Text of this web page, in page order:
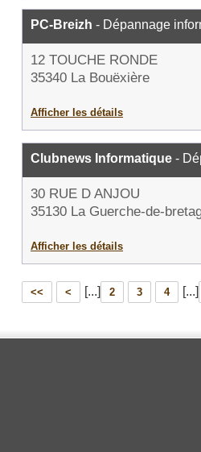
PC-Breizh - Dépannage
12 TOUCHE RONDE
35340 La Bouëxière
Afficher les détails
Clubnews Informatique -
30 RUE D ANJOU
35130 La Guerche-de-
Afficher les détails
<< < [...] 2 3 4 [...]